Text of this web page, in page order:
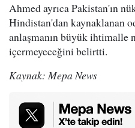
Ahmed ayrıca Pakistan'ın
Hindistan'dan kaynaklanan
anlaşmanın büyük ihtimalle
içermeyeceğini belirtti.
Kaynak: Mepa News